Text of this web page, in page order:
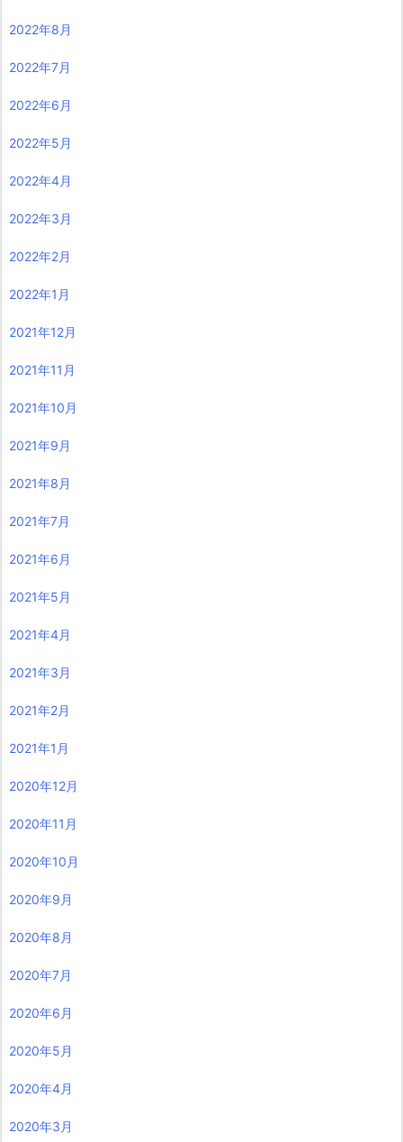
2022年8月
2022年7月
2022年6月
2022年5月
2022年4月
2022年3月
2022年2月
2022年1月
2021年12月
2021年11月
2021年10月
2021年9月
2021年8月
2021年7月
2021年6月
2021年5月
2021年4月
2021年3月
2021年2月
2021年1月
2020年12月
2020年11月
2020年10月
2020年9月
2020年8月
2020年7月
2020年6月
2020年5月
2020年4月
2020年3月